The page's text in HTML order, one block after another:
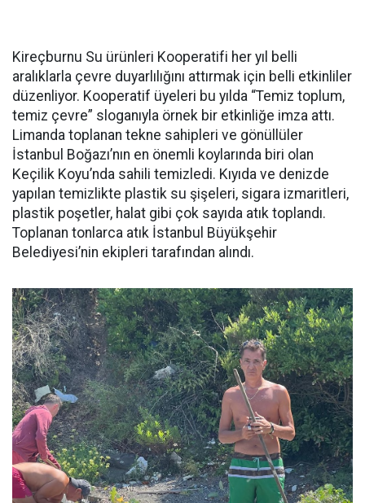
Kireçburnu Su ürünleri Kooperatifi her yıl belli
aralıklarla çevre duyarlılığını attırmak için belli etkinliler
düzenliyor. Kooperatif üyeleri bu yılda “Temiz toplum,
temiz çevre” sloganıyla örnek bir etkinliğe imza attı.
Limanda toplanan tekne sahipleri ve gönüllüler
İstanbul Boğazı’nın en önemli koylarında biri olan
Keçilik Koyu’nda sahili temizledi. Kıyıda ve denizde
yapılan temizlikte plastik su şişeleri, sigara izmaritleri,
plastik poşetler, halat gibi çok sayıda atık toplandı.
Toplanan tonlarca atık İstanbul Büyükşehir
Belediyesi’nin ekipleri tarafından alındı.